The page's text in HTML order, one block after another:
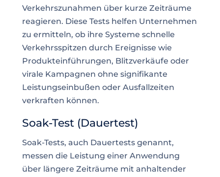
Verkehrszunahmen über kurze Zeiträume
reagieren. Diese Tests helfen Unternehmen
zu ermitteln, ob ihre Systeme schnelle
Verkehrsspitzen durch Ereignisse wie
Produkteinführungen, Blitzverkäufe oder
virale Kampagnen ohne signifikante
Leistungseinbußen oder Ausfallzeiten
verkraften können.
Soak-Test (Dauertest)
Soak-Tests, auch Dauertests genannt,
messen die Leistung einer Anwendung
über längere Zeiträume mit anhaltender